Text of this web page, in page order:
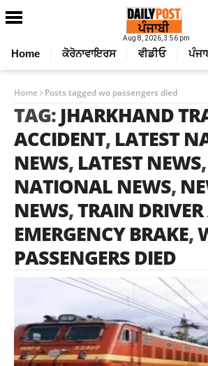
Aug 8, 2026, 3:56 pm
Home ਕੋਰੋਨਾਵਾਇਰਸ ਵੀਡੀਓ
Home Posts tagged wo passengers died
TAG: JHARKHAND
ACCIDENT, LATEST
NEWS, LATEST NEWS,
NATIONAL NEWS,
NEWS,TRAIN
EMERGENCY BRAKE,
PASSENGERS DIED